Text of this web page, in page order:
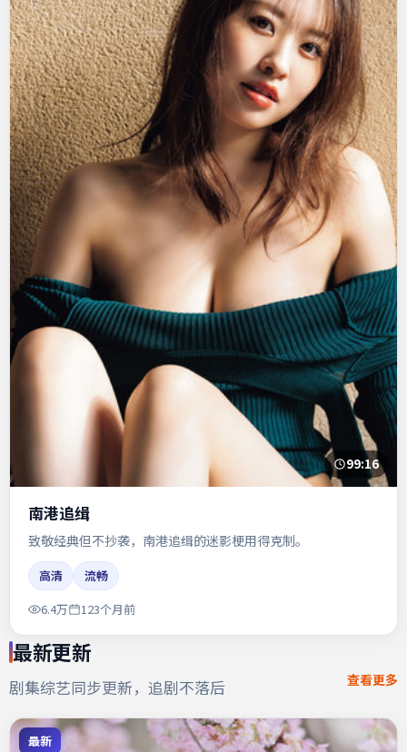
99:16
南港追缉
致敬经典但不抄袭，南港追缉的迷影梗用得克制。
高清
流畅
6.4万
123个月前
最新更新
剧集综艺同步更新，追剧不落后 查看更多
最新